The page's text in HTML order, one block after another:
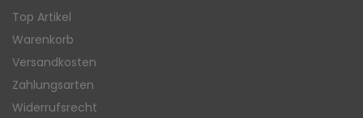
Top Artikel
Warenkorb
Versandkosten
Zahlungsarten
Widerrufsrecht